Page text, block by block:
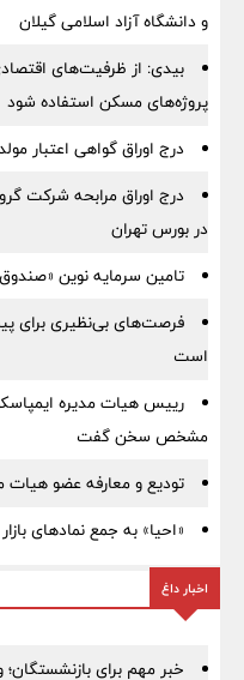
و دانشگاه آزاد اسلامی گیلان
بیدی: از ظرفیت‌های
پروژه‌های مسکن استفاده شود
درج اوراق گواهی اعتبار
درج اوراق مرابحه شرکت
در بورس تهران
تامین سرمایه نوین
فرصت‌های بی‌نظیری برای
است
رییس هیات مدیره
مشخص سخن گفت
تودیع و معارفه عضو هیات
«احیا» به جمع نمادهای
اخبار داغ